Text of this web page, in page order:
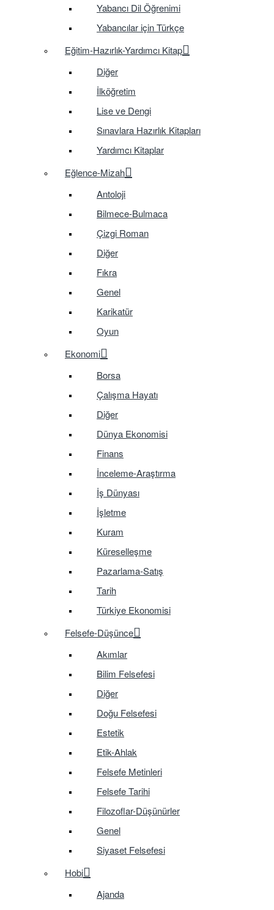
Yabancı Dil Öğrenimi
Yabancılar için Türkçe
Eğitim-Hazırlık-Yardımcı Kitap
Diğer
İlköğretim
Lise ve Dengi
Sınavlara Hazırlık Kitapları
Yardımcı Kitaplar
Eğlence-Mizah
Antoloji
Bilmece-Bulmaca
Çizgi Roman
Diğer
Fıkra
Genel
Karikatür
Oyun
Ekonomi
Borsa
Çalışma Hayatı
Diğer
Dünya Ekonomisi
Finans
İnceleme-Araştırma
İş Dünyası
İşletme
Kuram
Küreselleşme
Pazarlama-Satış
Tarih
Türkiye Ekonomisi
Felsefe-Düşünce
Akımlar
Bilim Felsefesi
Diğer
Doğu Felsefesi
Estetik
Etik-Ahlak
Felsefe Metinleri
Felsefe Tarihi
Filozoflar-Düşünürler
Genel
Siyaset Felsefesi
Hobi
Ajanda